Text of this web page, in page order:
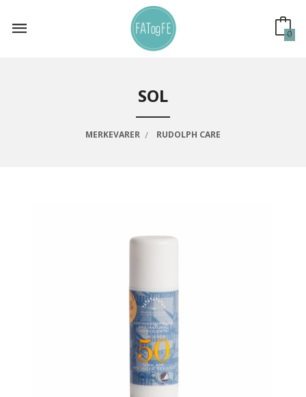
innholdet
0
SOL
MERKEVARER RUDOLPH CARE